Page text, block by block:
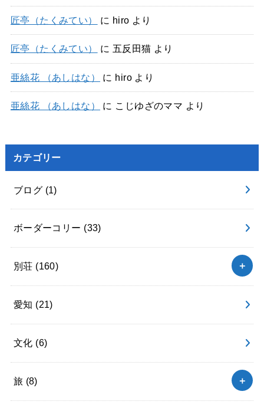
匠亭（たくみてい） に hiro より
匠亭（たくみてい） に 五反田猫 より
亜絲花 （あしはな） に hiroより
亜絲花 （あしはな） に こじゆざのママ より
カテゴリー
ブログ (1)
ボーダーコリー (33)
別荘 (160)
愛知 (21)
文化 (6)
旅 (8)